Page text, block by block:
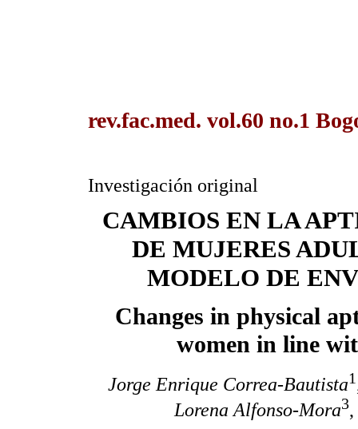
rev.fac.med. vol.60 no.1
Investigación original
CAMBIOS EN LA
DE MUJERES
MODELO DE
Changes in physical
women in line
Jorge Enrique Correa-Bautista1
Lorena Alfonso-Mora3,